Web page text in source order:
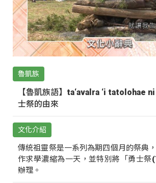
魯凱族
【魯凱族語】ta‘avalra ‘i tatolohae
士祭的由來
文化介紹
傳統祖靈祭是一系列為期四個月的祭典
作求學濃縮為一天，並特別將「勇士祭
辦理。